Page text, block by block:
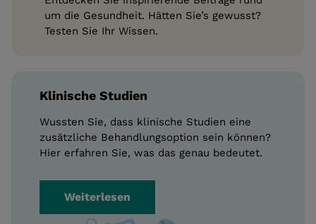
um die Gesundheit. Hätten Sie’s gewusst?
Testen Sie Ihr Wissen.
Klinische Studien
Wussten Sie, dass klinische Studien eine
zusätzliche Behandlungsoption sein können?
Hier erfahren Sie, was das genau bedeutet.
Weiterlesen